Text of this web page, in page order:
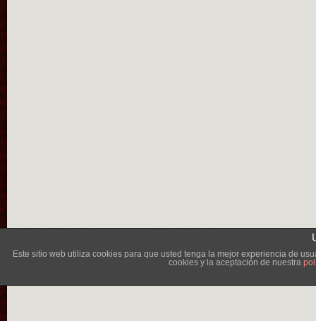
Este sitio web utiliza cookies para que usted tenga la mejor experiencia de
cookies y la aceptación de nuestra